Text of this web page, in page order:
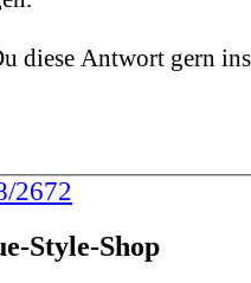
diese Antwort gern
2672
Style-Shop